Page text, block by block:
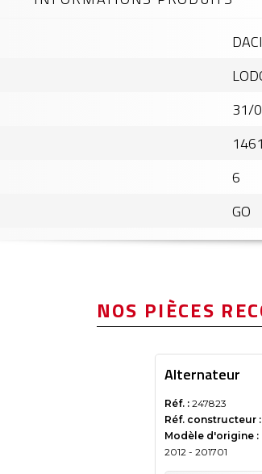
31/
1461
6
GO
NOS PIÈCES
Alternateur
Réf. : 247823
Réf. constructeur :
Modèle d'origine :
2012 - 201701